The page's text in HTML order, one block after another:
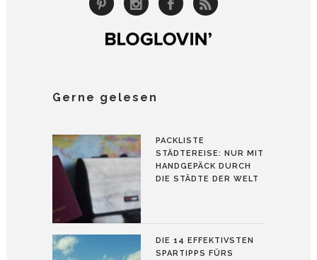
Gerne gelesen
PACKLISTE
STÄDTEREISE: NUR MIT
HANDGEPÄCK DURCH
DIE STÄDTE DER WELT
DIE 14 EFFEKTIVSTEN
SPARTIPPS FÜRS